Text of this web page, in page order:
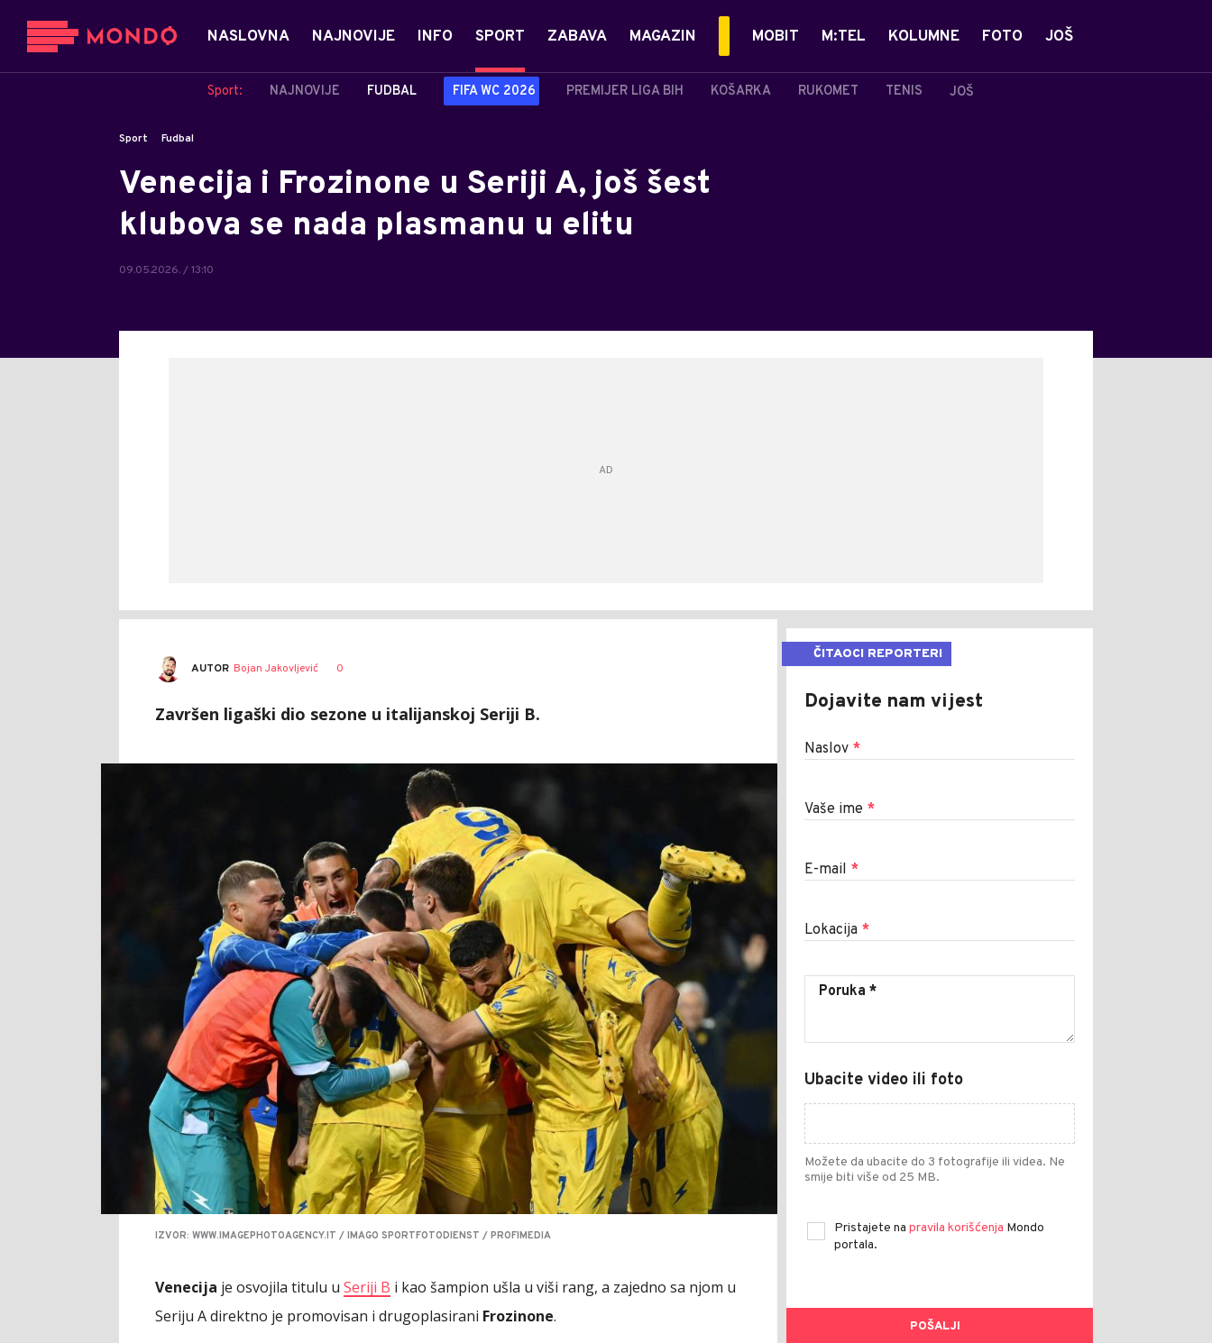
NASLOVNA NAJNOVIJE INFO SPORT
Sport: NAJNOVIJE FUDBAL FIFA WC 2026 PREMIJER LIGA BIH KOŠARKA RUKOMET TENIS JOŠ
ZABAVA MAGAZIN MOBIT M:TEL KOLUMNE FOTO JOŠ
Sport Fudbal
Venecija i Frozinone u Seriji A, još šest
klubova se nada plasmanu u elitu
09.05.2026. / 13:10
AUTOR Bojan Jakovljević 0
Završen ligaški dio sezone u italijanskoj Seriji B.
IZVOR: WWW.IMAGEPHOTOAGENCY.IT / IMAGO SPORTFOTODIENST / PROFIMEDIA
Venecija je osvojila titulu u Seriji B i kao šampion ušla u viši rang, a zajedno sa njom u
Seriju A direktno je promovisan i drugoplasirani Frozinone.
ČITAOCI REPORTERI
Dojavite nam vijest
Naslov *
Vaše ime *
E-mail *
Lokacija *
Ubacite video ili foto
Možete da ubacite do 3 fotografije ili videa. Ne
smije biti više od 25 MB.
Pristajete na pravila korišćenja Mondo
portala.
POŠALJI